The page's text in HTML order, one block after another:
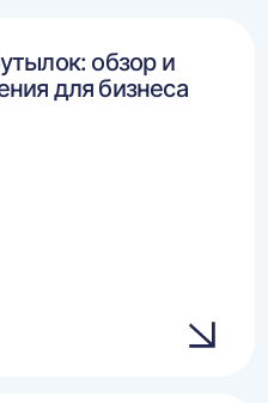
обзор и
для бизнеса